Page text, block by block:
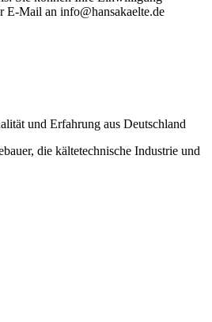
E-Mail an info@hansakaelte.de
und Erfahrung aus Deutschland
die kältetechnische Industrie und